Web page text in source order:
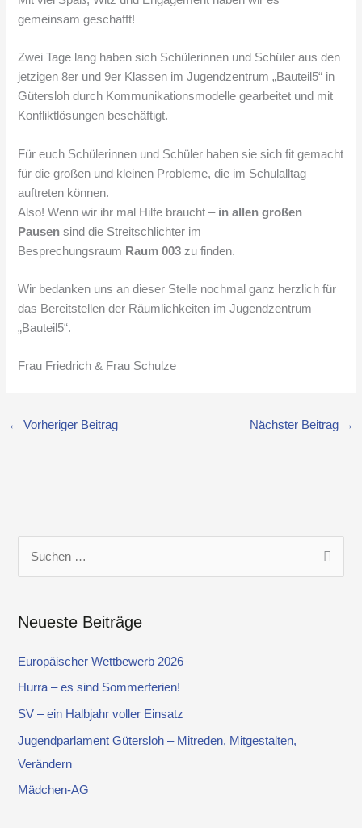
gemeinsam geschafft!
Zwei Tage lang haben sich Schülerinnen und Schüler aus den
jetzigen 8er und 9er Klassen im Jugendzentrum „Bauteil5“ in
Gütersloh durch Kommunikationsmodelle gearbeitet und mit
Konfliktlösungen beschäftigt.
Für euch Schülerinnen und Schüler haben sie sich fit gemacht
für die großen und kleinen Probleme, die im Schulalltag
auftreten können.
Also! Wenn wir ihr mal Hilfe braucht – in allen großen
Pausen sind die Streitschlichter im
Besprechungsraum Raum 003 zu finden.
Wir bedanken uns an dieser Stelle nochmal ganz herzlich für
das Bereitstellen der Räumlichkeiten im Jugendzentrum
„Bauteil5“.
Frau Friedrich & Frau Schulze
← Vorheriger Beitrag Nächster Beitrag →
h
e
c
h
:
Neueste Beiträge
Europäischer Wettbewerb 2026
Hurra – es sind Sommerferien!
SV – ein Halbjahr voller Einsatz
Jugendparlament Gütersloh – Mitreden, Mitgestalten,
Verändern
Mädchen-AG